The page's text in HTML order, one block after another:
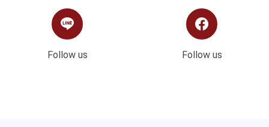
Follow us Follow us